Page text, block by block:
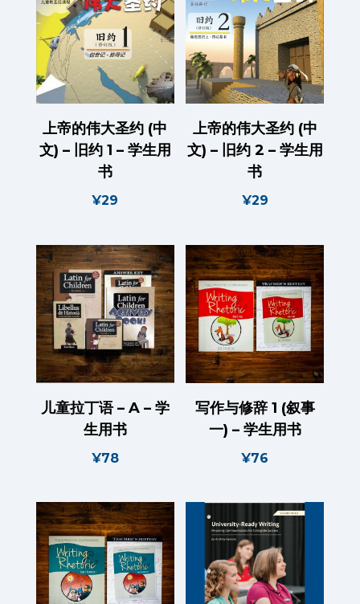
上帝的伟大圣约 (中
文) – 旧约 1 – 学生用
书
¥29
上帝的伟大圣约 (中
文) – 旧约 2 – 学生用
书
¥29
儿童拉丁语 – A – 学
生用书
¥78
写作与修辞 1 (叙事
一) – 学生用书
¥76